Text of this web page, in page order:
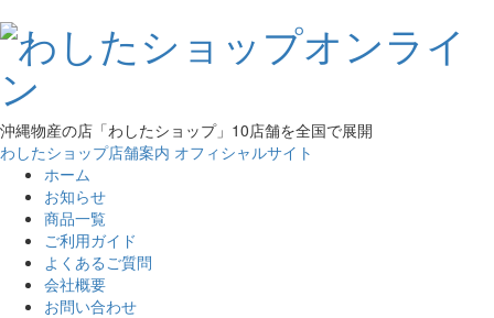
沖縄物産の店「わしたショップ」10店舗を全国で展開
わしたショップ店舗案内 オフィシャルサイト
ホーム
お知らせ
商品一覧
ご利用ガイド
よくあるご質問
会社概要
お問い合わせ